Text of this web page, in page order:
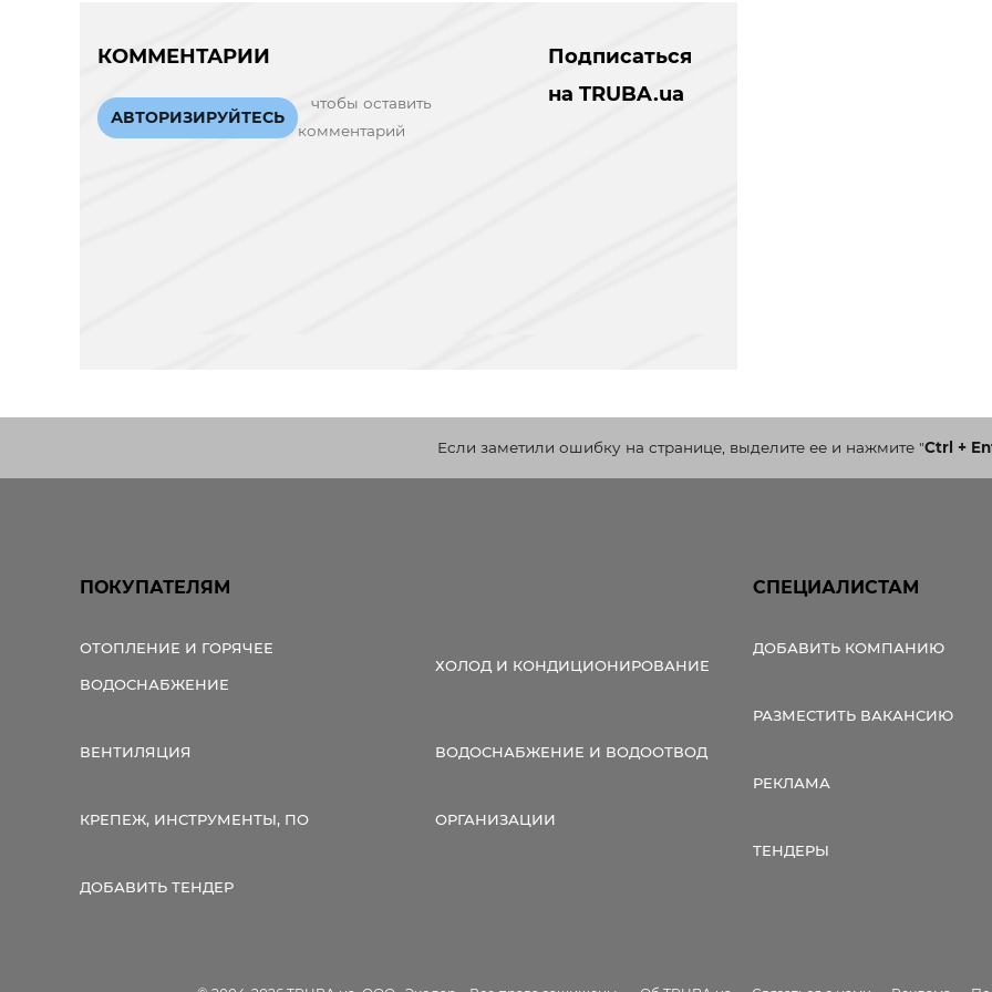
КОММЕНТАРИИ
АВТОРИЗИРУЙТЕСЬ
чтобы оставить
комментарий
Подписаться
на TRUBA.ua
Если заметили ошибку на странице, выделите ее и нажмите"Ctrl +
ПОКУПАТЕЛЯМ
ОТОПЛЕНИЕ И ГОРЯЧЕЕ
ВОДОСНАБЖЕНИЕ
ХОЛОД И КОНДИЦИОНИРОВАНИЕ
ВЕНТИЛЯЦИЯ ВОДОСНАБЖЕНИЕ И ВОДООТВОД
КРЕПЕЖ, ИНСТРУМЕНТЫ, ПО ОРГАНИЗАЦИИ
ДОБАВИТЬ ТЕНДЕР
СПЕЦИАЛИСТАМ
ДОБАВИТЬ КОМПАНИЮ
РАЗМЕСТИТЬ ВАКАНСИЮ
РЕКЛАМА
ТЕНДЕРЫ